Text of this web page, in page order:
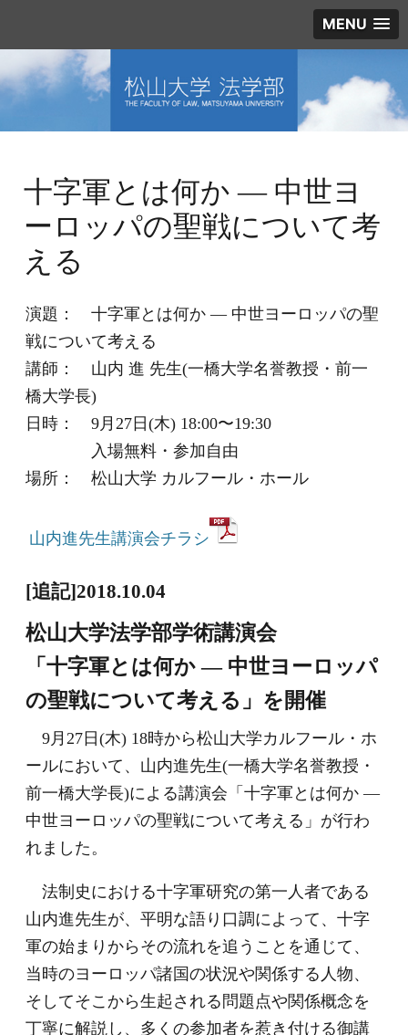
MENU
十字軍とは何か ― 中世ヨ
ーロッパの聖戦について考
える
演題： 十字軍とは何か ― 中世ヨーロッパの聖
戦について考える
講師： 山内 進 先生(一橋大学名誉教授・前一
橋大学長)
日時： 9月27日(木) 18:00〜19:30
入場無料・参加自由
場所： 松山大学 カルフール・ホール
山内進先生講演会チラシ
[追記]2018.10.04
松山大学法学部学術講演会
「十字軍とは何か ― 中世ヨーロッパ
の聖戦について考える」を開催
9月27日(木) 18時から松山大学カルフール・ホ
ールにおいて、山内進先生(一橋大学名誉教授・
前一橋大学長)による講演会「十字軍とは何か ―
中世ヨーロッパの聖戦について考える」が行わ
れました。
法制史における十字軍研究の第一人者である
山内進先生が、平明な語り口調によって、十字
軍の始まりからその流れを追うことを通じて、
当時のヨーロッパ諸国の状況や関係する人物、
そしてそこから生起される問題点や関係概念を
丁寧に解説し、多くの参加者を惹き付ける御講